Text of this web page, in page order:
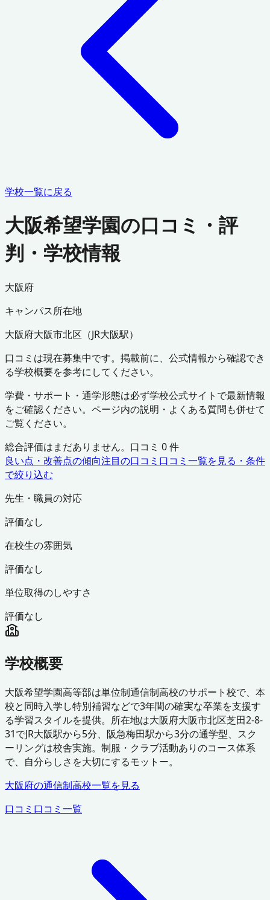
学校一覧に戻る
大阪希望学園の口コミ・評
判・学校情報
大阪府
キャンパス所在地
大阪府大阪市北区 （JR大阪駅）
口コミは現在募集中です。掲載前に、公式情報から確認でき
る学校概要を参考にしてください。
学費・サポート・通学形態は必ず学校公式サイトで最新情報
をご確認ください。ページ内の説明・よくある質問も併せて
ご覧ください。
総合評価はまだありません。口コミ 0件
良い点・改善点の傾向注目の口コミ 口コミ一覧を見る・条件
で絞り込む
先生・職員の対応
評価なし
在校生の雰囲気
評価なし
単位取得のしやすさ
評価なし
学校概要
大阪希望学園高等部は単位制通信制高校のサポート校で、本
校と同時入学し特別補習などで3年間の確実な卒業を支援す
る学習スタイルを提供。所在地は大阪府大阪市北区芝田2-8-
31でJR大阪駅から5分、阪急梅田駅から3分の通学型、スク
ーリングは校舎実施。制服・クラブ活動ありのコース体系
で、自分らしさを大切にするモットー。
大阪府の通信制高校一覧を見る
口コミ 口コミ一覧